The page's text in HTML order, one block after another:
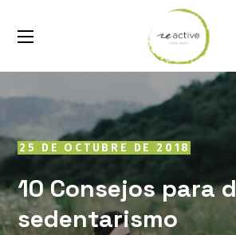
25 DE OCTUBRE DE 2018
10 Consejos para
sedentarismo